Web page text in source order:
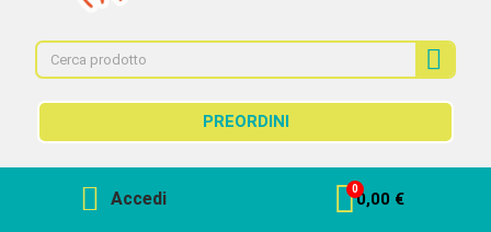
PREORDINI
Accedi 0,00 €